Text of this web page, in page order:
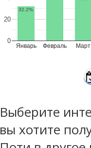
Январь Февраль Март
0
20
32.2%
Выберите
вы хотите